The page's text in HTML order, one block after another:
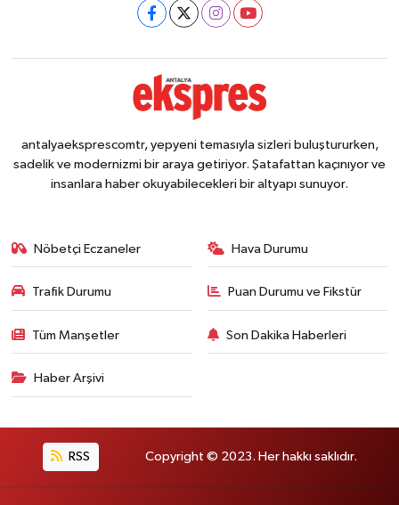
antalyaeksprescomtr, yepyeni temasıyla sizleri buluştururken,
sadelik ve modernizmi bir araya getiriyor. Şatafattan kaçınıyor ve
insanlara haber okuyabilecekleri bir altyapı sunuyor.
Nöbetçi Eczaneler Hava Durumu
Trafik Durumu Puan Durumu ve Fikstür
Tüm Manşetler Son Dakika Haberleri
Haber Arşivi
RSS Copyright © 2023. Her hakkı saklıdır.